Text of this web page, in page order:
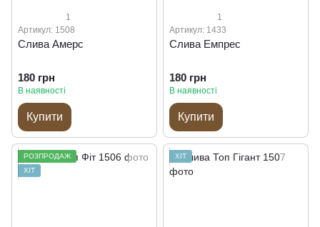
1
Артикул: 1508
Слива Амерс
180 грн
В наявності
Купити
1
Артикул: 1433
Слива Емпрес
180 грн
В наявності
Купити
РОЗПРОДАЖ
ХІТ
ХІТ